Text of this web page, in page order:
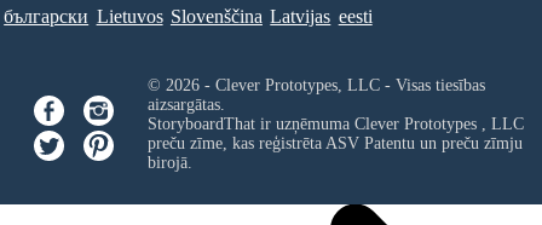
български Lietuvos Slovenščina Latvijas eesti
© 2026 - Clever Prototypes, LLC - Visas tiesības
aizsargātas.
StoryboardThat ir uzņēmuma Clever Prototypes , LLC
preču zīme, kas reģistrēta ASV Patentu un preču zīmju
birojā.